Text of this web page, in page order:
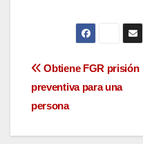
Navegación
de
entradas
Obtiene FGR prisión
preventiva para una
persona